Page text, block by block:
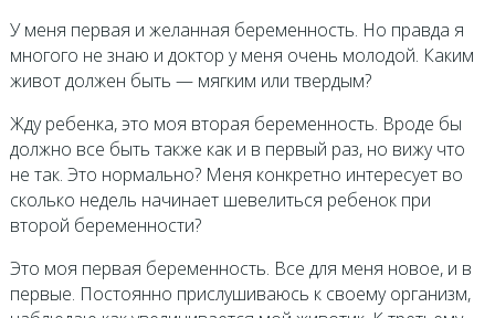
У меня первая и желанная беременность. Но правда я
многого не знаю и доктор у меня очень молодой. Каким
живот должен быть — мягким или твердым?
Жду ребенка, это моя вторая беременность. Вроде бы
должно все быть также как и в первый раз, но вижу что
не так. Это нормально? Меня конкретно интересует во
сколько недель начинает шевелиться ребенок при
второй беременности?
Это моя первая беременность. Все для меня новое, и в
первые. Постоянно прислушиваюсь к своему организм,